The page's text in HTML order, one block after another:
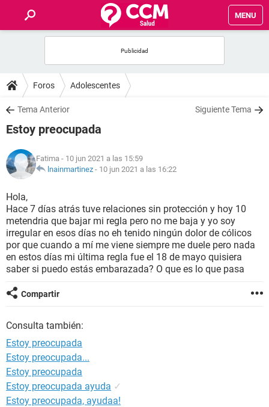
MENU
FOROS
SALUD
FAMILIA
NUTRICIÓN
BIENESTAR
SEXUALIDAD
GLOSARIO
Foros Adolescentes
Tema Anterior Siguiente Tema
Estoy preocupada
Fatima - 10 jun 2021 a las 15:59
lnainmartinez - 10 jun 2021 a las 16:22
Hola,
Hace 7 días atrás tuve relaciones sin protección y hoy 10
metendria que bajar mi regla pero no me baja y yo soy
irregular en esos días no eh tenido ningún dolor de cólicos
por que cuando a mí me viene siempre me duele pero nada
en estos días mi última regla fue el 18 de mayo quisiera
saber si puedo estás embarazada? O que es lo que pasa
Compartir
Consulta también:
Estoy preocupada
Estoy preocupada...
Estoy preocupada
Estoy preocupada ayuda ✓
Estoy preocupada, ayudaa!